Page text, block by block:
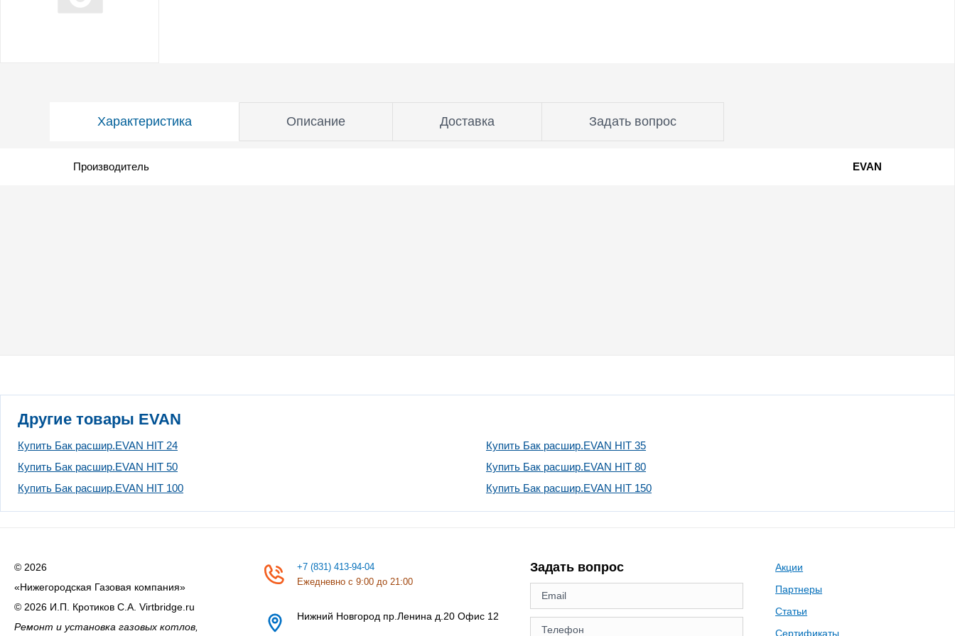
Характеристика Описание Доставка Задать вопрос
Производитель EVAN
Другие товары EVAN
Купить Бак расшир.EVAN HIT 24
Купить Бак расшир.EVAN HIT 35
Купить Бак расшир.EVAN HIT 50
Купить Бак расшир.EVAN HIT 80
Купить Бак расшир.EVAN HIT 100
Купить Бак расшир.EVAN HIT 150
© 2026
«Нижегородская Газовая компания»
© 2026 И.П. Кротиков С.А. Virtbridge.ru
Ремонт и установка газовых котлов,
+7 (831) 413-94-04
Ежедневно с 9:00 до 21:00
Нижний Новгород пр.Ленина д.20 Офис 12
Задать вопрос
Акции
Партнеры
Статьи
Сертификаты